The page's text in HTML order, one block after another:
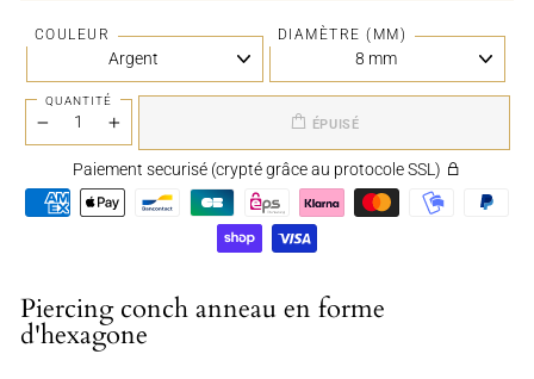
COULEUR DIAMÈTRE (MM)
QUANTITÉ
+
ÉPUISÉ
Paiement securisé (crypté grâce au protocole SSL)
Piercing conch anneau en forme
d'hexagone